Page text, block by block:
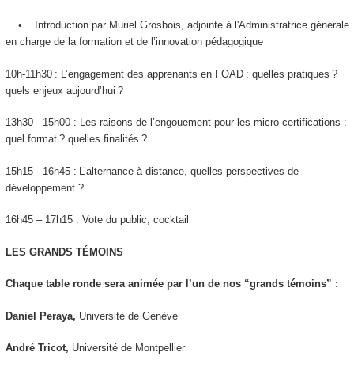
• Introduction par Muriel Grosbois, adjointe à l'Administratrice générale
en charge de la formation et de l’innovation pédagogique
10h-11h30 : L’engagement des apprenants en FOAD : quelles pratiques ?
quels enjeux aujourd’hui ?
13h30 - 15h00 : Les raisons de l’engouement pour les micro-certifications :
quel format ? quelles finalités ?
15h15 - 16h45 : L’alternance à distance, quelles perspectives de
développement ?
16h45 – 17h15 : Vote du public, cocktail
LES GRANDS TÉMOINS
Chaque table ronde sera animée par l’un de nos “grands témoins” :
Daniel Peraya, Université de Genève
André Tricot, Université de Montpellier